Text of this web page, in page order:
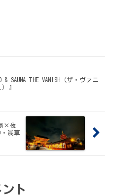
& SAUNA THE VANISH（ザ・ヴァニ
』
×夜
浅草
ント